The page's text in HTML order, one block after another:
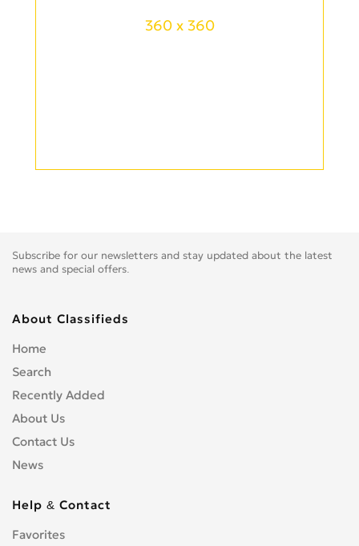
360 x 360
Subscribe for our newsletters and stay updated about the latest
news and special offers.
About Classifieds
Home
Search
Recently Added
About Us
Contact Us
News
Help & Contact
Favorites